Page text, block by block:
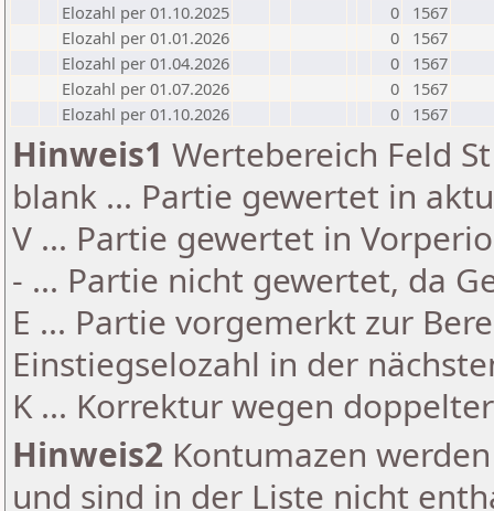
Elozahl per 01.10.2025
0
1567
Elozahl per 01.01.2026
0
1567
Elozahl per 01.04.2026
0
1567
Elozahl per 01.07.2026
0
1567
Elozahl per 01.10.2026
0 1567
Hinweis1 Wertebereich Feld
blank ... Partie gewertet in
V ... Partie gewertet in
- ... Partie nicht gewertet, da
E ... Partie vorgemerkt zur
Einstiegselozahl in der
K ... Korrektur wegen
Hinweis2 Kontumazen
und sind in der Liste nicht